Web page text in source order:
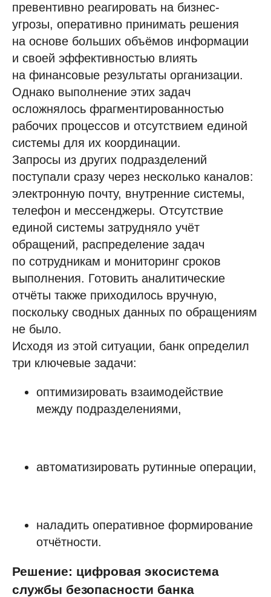
превентивно реагировать на бизнес-
угрозы, оперативно принимать решения
на основе больших объёмов информации
и своей эффективностью влиять
на финансовые результаты организации.
Однако выполнение этих задач
осложнялось фрагментированностью
рабочих процессов и отсутствием единой
системы для их координации.
Запросы из других подразделений
поступали сразу через несколько каналов:
электронную почту, внутренние системы,
телефон и мессенджеры. Отсутствие
единой системы затрудняло учёт
обращений, распределение задач
по сотрудникам и мониторинг сроков
выполнения. Готовить аналитические
отчёты также приходилось вручную,
поскольку сводных данных по обращениям
не было.
Исходя из этой ситуации, банк определил
три ключевые задачи:
оптимизировать взаимодействие
между подразделениями,
автоматизировать рутинные операции,
наладить оперативное формирование
отчётности.
Решение: цифровая экосистема
службы безопасности банка